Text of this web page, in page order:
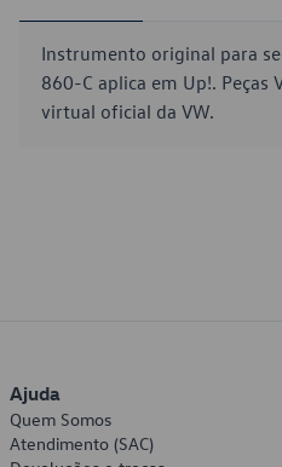
Instrumento original para
860-C aplica em Up!. Peças
virtual oficial da VW.
Ajuda
Quem Somos
Atendimento (SAC)